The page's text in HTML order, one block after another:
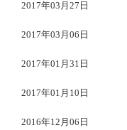
2017年03月27日
2017年03月06日
2017年01月31日
2017年01月10日
2016年12月06日